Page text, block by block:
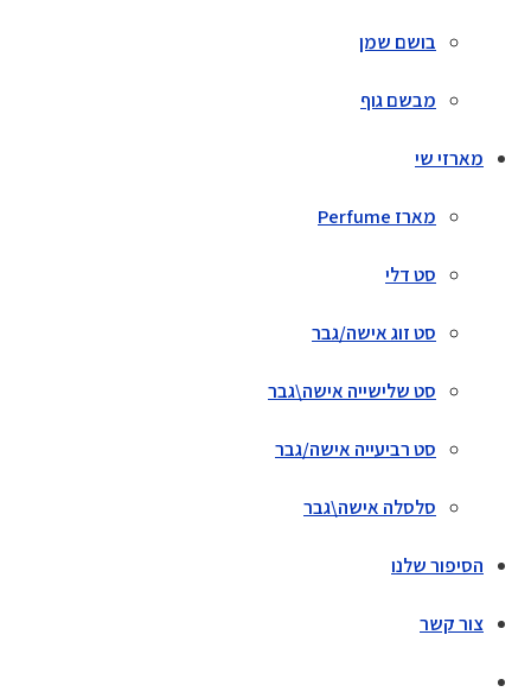
בושם שמן
מבשם גוף
מארזי שי
מארז Perfume
סט דלי
סט זוג אישה/גבר
סט שלישייה אישה\גבר
סט רביעייה אישה/גבר
סלסלה אישה\גבר
הסיפור שלנו
צור קשר